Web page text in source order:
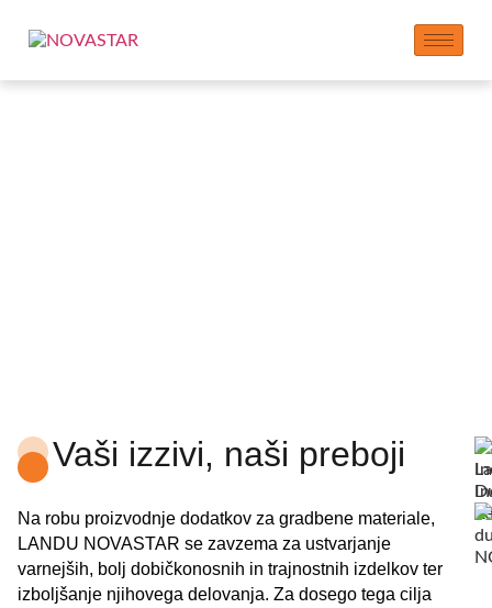
Vaši izzivi, naši preboji
Na robu proizvodnje dodatkov za gradbene materiale,
LANDU NOVASTAR se zavzema za ustvarjanje
varnejših, bolj dobičkonosnih in trajnostnih izdelkov ter
izboljšanje njihovega delovanja. Za dosego tega cilja